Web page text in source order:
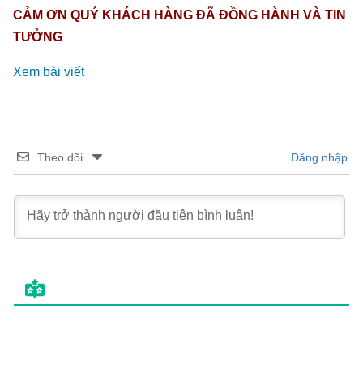
CẢM ƠN QUÝ KHÁCH HÀNG ĐÃ ĐỒNG HÀNH VÀ TIN
TƯỞNG
Xem bài viết
Theo dõi Đăng nhập